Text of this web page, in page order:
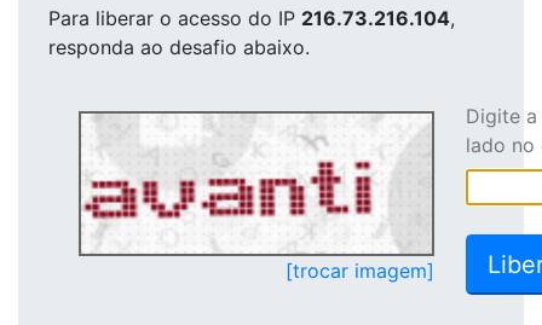
Para liberar o acesso do IP 216.73.216.104,
responda ao desafio abaixo.
[trocar imagem]
Digite
lado no